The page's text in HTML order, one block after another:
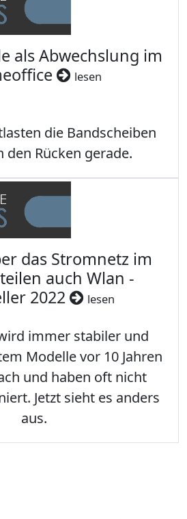
als Abwechslung im
lesen
die Bandscheiben
den Rücken gerade.
das Stromnetz im
auch Wlan -
2022
lesen
immer stabiler und
Modelle vor 10 Jahren
und haben oft nicht
Jetzt sieht es anders
aus.